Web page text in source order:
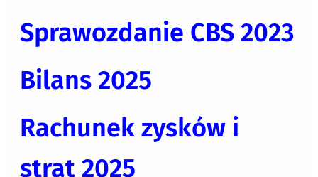
Sprawozdanie CBS 2023
Bilans 2025
Rachunek zysków i
strat 2025